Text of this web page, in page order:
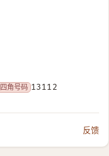
四角号码 13112
反馈